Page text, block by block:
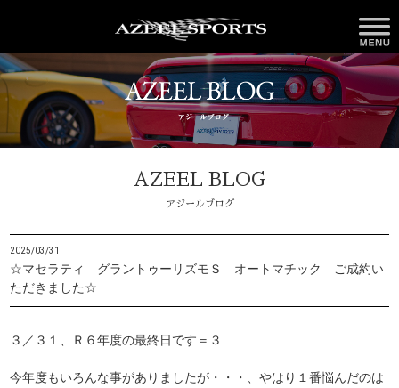
AZEEL BLOG
アジールブログ
2025/03/31
☆マセラティ グラントゥーリズモＳ オートマチック ご成約い
ただきました☆
３／３１、Ｒ６年度の最終日です＝３
今年度もいろんな事がありましたが・・・、やはり１番悩んだのは